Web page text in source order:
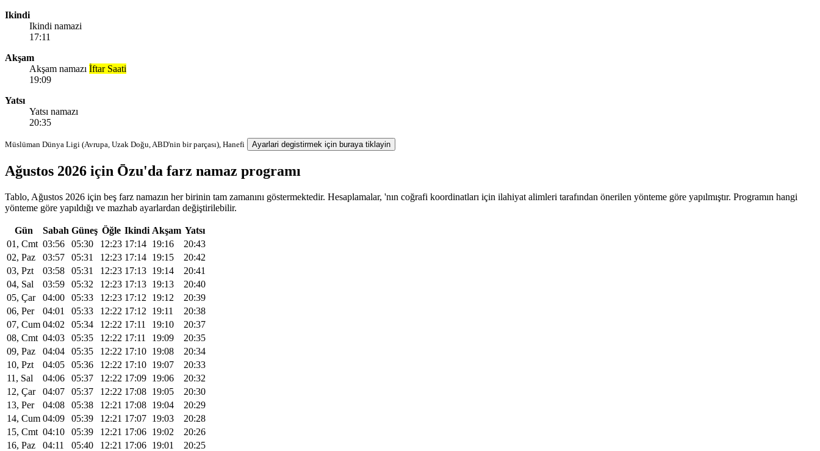
Ikindi
Ikindi namazi
17:11
Akşam
Akşam namazı İftar Saati
19:09
Yatsı
Yatsı namazı
20:35
Müslüman Dünya Ligi (Avrupa, Uzak Doğu, ABD'nin bir parçası), Hanefi Ayarlari degistirmek için buraya tiklayin
Ağustos 2026 için Ōzu'da farz namaz programı
Tablo, Ağustos 2026 için beş farz namazın her birinin tam zamanını göstermektedir. Hesaplamalar, 'nın coğrafi koordinatları için ilahiyat alimleri tarafından önerilen yönteme göre yapılmıştır. Programın hangi
yönteme göre yapıldığı ve mazhab ayarlardan değiştirilebilir.
Gün Sabah Güneş Öğle Ikindi Akşam Yatsı
01, Cmt 03:56 05:30 12:23 17:14 19:16
20:43
02, Paz
03:57 05:31 12:23 17:14 19:15
20:42
03, Pzt
03:58 05:31 12:23 17:13 19:14
20:41
04, Sal
03:59 05:32 12:23 17:13 19:13
20:40
05, Çar
04:00 05:33 12:23 17:12 19:12
20:39
06, Per
04:01 05:33 12:22 17:12 19:11
20:38
07, Cum 04:02 05:34 12:22 17:11 19:10
20:37
08, Cmt 04:03 05:35 12:22 17:11 19:09
20:35
09, Paz
04:04 05:35 12:22 17:10 19:08
20:34
10, Pzt
04:05 05:36 12:22 17:10 19:07
20:33
11, Sal
04:06 05:37 12:22 17:09 19:06
20:32
12, Çar
04:07 05:37 12:22 17:08 19:05
20:30
13, Per
04:08 05:38 12:21 17:08 19:04
20:29
14, Cum 04:09 05:39 12:21 17:07 19:03
20:28
15, Cmt 04:10 05:39 12:21 17:06 19:02
20:26
16, Paz
04:11 05:40 12:21 17:06 19:01
20:25